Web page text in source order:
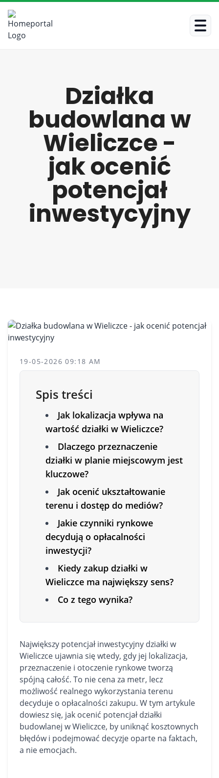
Działka
budowlana w
Wieliczce -
jak ocenić
potencjał
inwestycyjny
19-05-2026 09:18 AM
Spis treści
Jak lokalizacja wpływa na
wartość działki w Wieliczce?
Dlaczego przeznaczenie
działki w planie miejscowym jest
kluczowe?
Jak ocenić ukształtowanie
terenu i dostęp do mediów?
Jakie czynniki rynkowe
decydują o opłacalności
inwestycji?
Kiedy zakup działki w
Wieliczce ma największy sens?
Co z tego wynika?
Największy potencjał inwestycyjny działki w
Wieliczce ujawnia się wtedy, gdy jej lokalizacja,
przeznaczenie i otoczenie rynkowe tworzą
spójną całość. To nie cena za metr, lecz
możliwość realnego wykorzystania terenu
decyduje o opłacalności zakupu. W tym artykule
dowiesz się, jak ocenić potencjał działki
budowlanej w Wieliczce, by uniknąć kosztownych
błędów i podejmować decyzje oparte na faktach,
a nie emocjach.